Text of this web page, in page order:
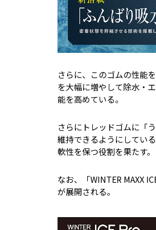
さらに、このゴムの性能
を大幅に増やして除水・
能を高めている。
さらにトレッドゴムに「
維持できるようにしてい
軟性を保つ役割を果たす。
なお、「WINTER MAXX
が展開される。